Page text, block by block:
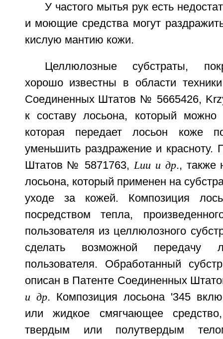
У частого мытья рук есть
и моющие средства могут
кислую мантию кожи.
Целлюлозные субстраты,
хорошо известны в области
Соединенных Штатов № 5665426,
к составу лосьона, который можно
которая передает лосьон коже
уменьшить раздражение и красноту.
Штатов № 5871763, Luu и др., также
лосьона, который применен на
уходе за кожей. Композиция
посредством тепла,
пользователя из целлюлозного
сделать возможной передачу
пользователя. Обработанный
описан в Патенте Соединенных
и др. Композиция лосьона '345
или жидкое смягчающее
твердым или полутвердым